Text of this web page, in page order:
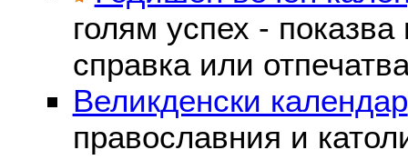
голям успех -
справка или
Великденски календар
православния и